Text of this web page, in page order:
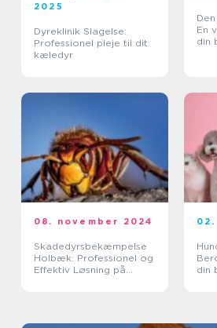
2025
Dyreklinik Slagelse:
Professionel pleje til dit
kæledyr
En
din
08. november 2024
Skadedyrsbekæmpelse
Holbæk: Professionel og
Effektiv Løsning på
din